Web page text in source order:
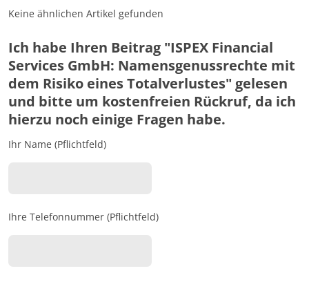
Keine ähnlichen Artikel gefunden
Ich habe Ihren Beitrag "ISPEX Financial
Services GmbH: Namensgenussrechte mit
dem Risiko eines Totalverlustes" gelesen
und bitte um kostenfreien Rückruf, da ich
hierzu noch einige Fragen habe.
Ihr Name (Pflichtfeld)
Ihre Telefonnummer (Pflichtfeld)